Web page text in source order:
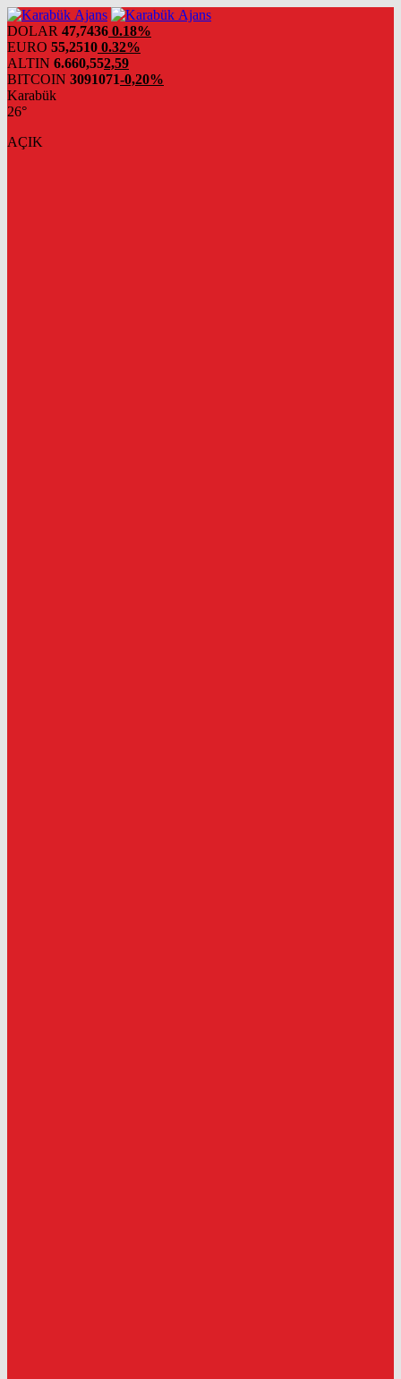
DOLAR 47,7436 0.18%
EURO 55,2510 0.32%
ALTIN 6.660,552,59
BITCOIN 3091071-0,20%
Karabük
26°
AÇIK